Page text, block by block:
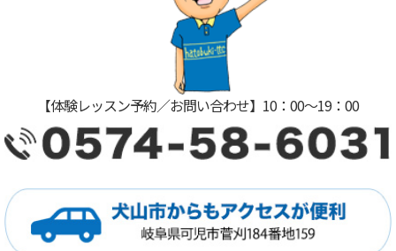
【体験レッスン予約／お問い合わせ】10：00〜19：00